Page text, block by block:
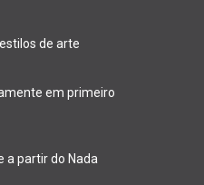
de arte
em primeiro
a partir do Nada